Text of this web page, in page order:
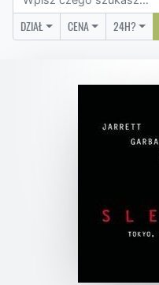
DZIAŁ CENA 24H?